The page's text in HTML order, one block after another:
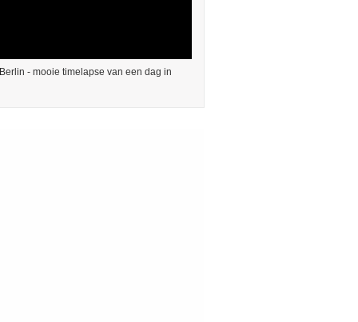
- mooie timelapse van een dag in